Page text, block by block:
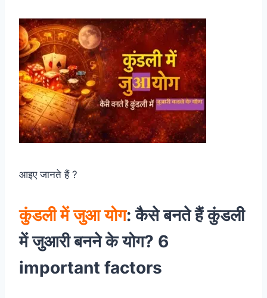
आइए जानते हैं ?
कुंडली में जुआ योग: कैसे बनते हैं कुंडली
में जुआरी बनने के योग? 6
important factors